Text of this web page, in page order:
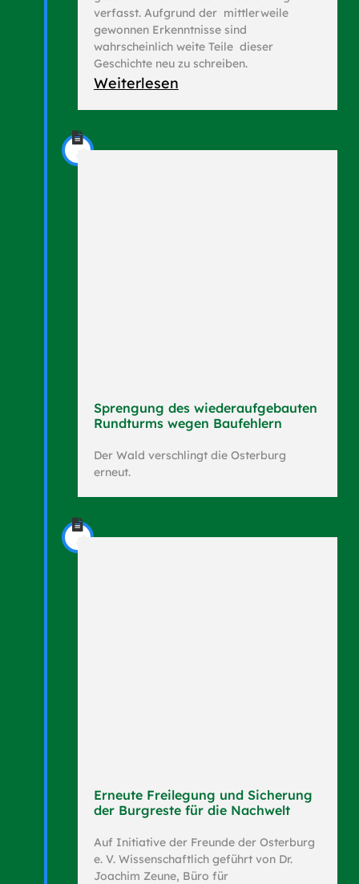
verfasst. Aufgrund der mittlerweile
gewonnen Erkenntnisse sind
wahrscheinlich weite Teile dieser
Geschichte neu zu schreiben.
Weiterlesen
Sprengung des wiederaufgebauten
Rundturms wegen Baufehlern
Der Wald verschlingt die Osterburg
erneut.
Erneute Freilegung und Sicherung
der Burgreste für die Nachwelt
Auf Initiative der Freunde der Osterburg
e. V. Wissenschaftlich geführt von Dr.
Joachim Zeune, Büro für